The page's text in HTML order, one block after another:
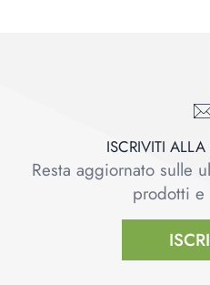
ISCRIVITI
Resta aggiornato sulle
prodotti e